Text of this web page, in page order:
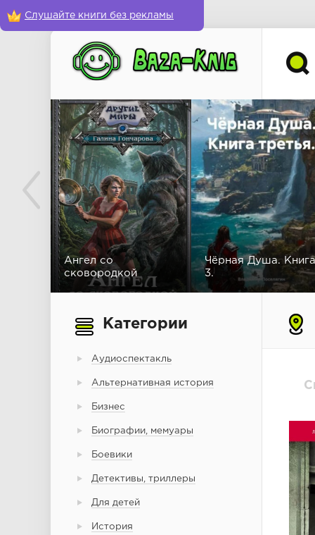
Слушайте книги без рекламы
Ангел со
сковородкой
Чёрная Душа. Книга
3.
Категории
Аудиоспектакль
Альтернативная история
Бизнес
Биографии, мемуары
Боевики
Детективы, триллеры
Для детей
История